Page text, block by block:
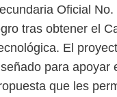
Oficial
tras obtener el
El
para apoyar
que les